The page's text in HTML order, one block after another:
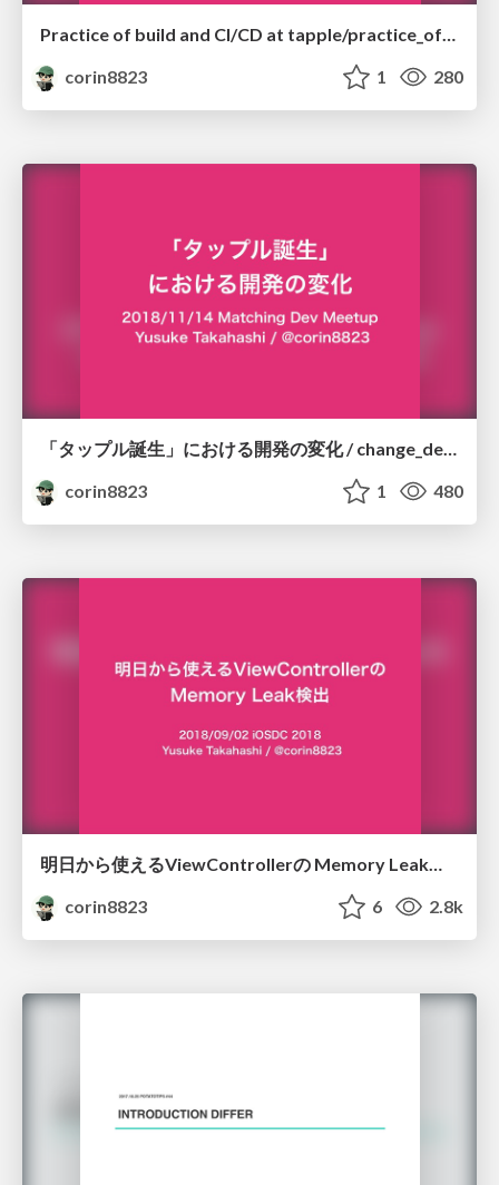
Practice of build and CI/CD at tapple/practice_of_build_at_tapple
corin8823
1 280
「タップル誕生」における開発の変化 / change_development
corin8823
1 480
corin8823
6 2.8k